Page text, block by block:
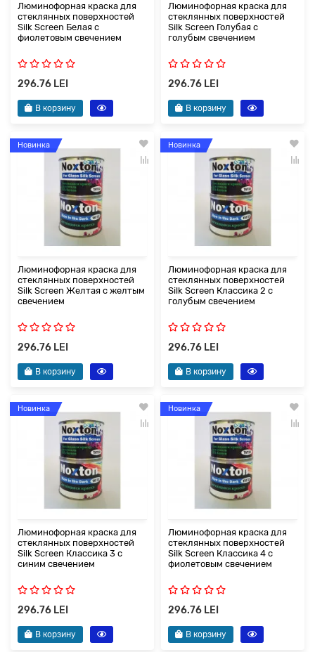
Люминофорная краска для
стеклянных поверхностей
Silk Screen Белая с
фиолетовым свечением
296.76 LEI
В корзину
Люминофорная краска для
стеклянных поверхностей
Silk Screen Голубая с
голубым свечением
296.76 LEI
В корзину
Новинка
Люминофорная краска для
стеклянных поверхностей
Silk Screen Желтая с желтым
свечением
296.76 LEI
В корзину
Новинка
Люминофорная краска для
стеклянных поверхностей
Silk Screen Классика 2 с
голубым свечением
296.76 LEI
В корзину
Новинка
Люминофорная краска для
стеклянных поверхностей
Silk Screen Классика 3 с
синим свечением
296.76 LEI
В корзину
Новинка
Люминофорная краска для
стеклянных поверхностей
Silk Screen Классика 4 с
фиолетовым свечением
296.76 LEI
В корзину